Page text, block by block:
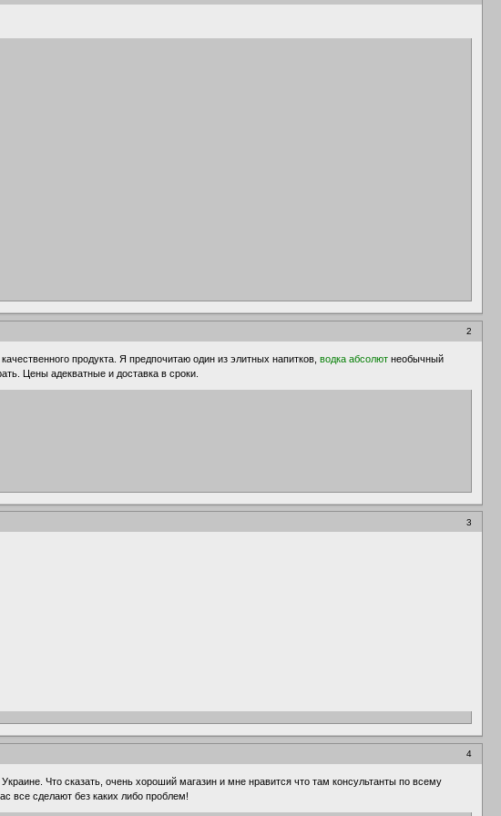
2
продукта. Я предпочитаю один из элитных напитков,водка абсолют необычный
Цены адекватные и доставка в сроки.
3
4
Что сказать, очень хороший магазин и мне нравится что там консультанты по всему
все сделают без каких либо проблем!